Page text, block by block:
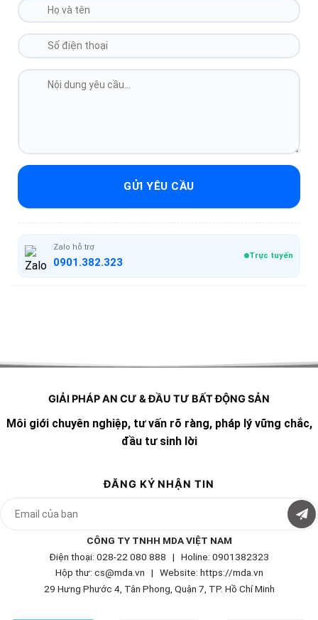
GỬI YÊU CẦU
Zalo hỗ trợ
0901.382.323 Trực tuyến
GIẢI PHÁP AN CƯ & ĐẦU TƯ BẤT ĐỘNG SẢN
Môi giới chuyên nghiệp, tư vấn rõ ràng, pháp lý vững chắc,
đầu tư sinh lời
ĐĂNG KÝ NHẬN TIN
CÔNG TY TNHH MDA VIỆT NAM
Điện thoại: 028-22 080 888 | Holine: 0901382323
Hộp thư: cs@mda.vn | Website: https://mda.vn
29 Hưng Phước 4, Tân Phong, Quận 7, TP. Hồ Chí Minh